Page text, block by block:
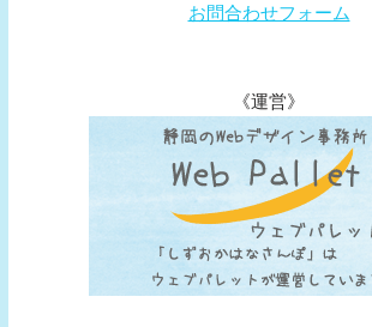
お問合わせフォーム
《運営》